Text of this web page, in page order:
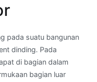
pada suatu bangunan
dinding. Pada
di bagian dalam
bagian luar